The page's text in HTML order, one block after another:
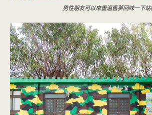
男性朋友可以來重溫舊夢回味一下站